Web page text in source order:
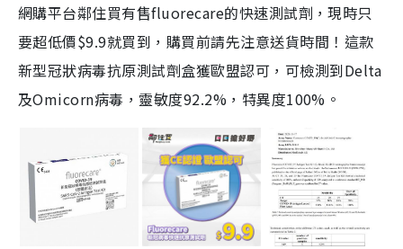
網購平台鄰住買有售fluorecare的快速測試劑，現時只
要超低價$9.9就買到，購買前請先注意送貨時間！這款
新型冠狀病毒抗原測試劑盒獲歐盟認可，可檢測到Delta
及Omicorn病毒，靈敏度92.2%，特異度100%。